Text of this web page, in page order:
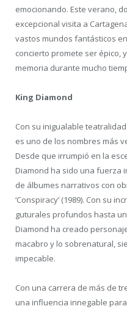
emocionando. Este verano,
excepcional visita a
vastos mundos fantásticos
concierto promete ser épico,
memoria durante mucho
King Diamond
Con su inigualable
es uno de los nombres más
Desde que irrumpió en la
Diamond ha sido una fuerza
de álbumes narrativos con
‘Conspiracy’ (1989). Con su
guturales profundos hasta
Diamond ha creado
macabro y lo sobrenatural,
impecable.
Con una carrera de más de
una influencia innegable